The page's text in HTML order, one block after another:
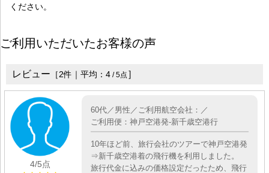
ください。
ご利用いただいたお客様の声
レビュー ［2件｜平均： 4 /5点 ］
4/5点
60代／男性／ご利用航空会社：／
ご利用便：神戸空港発-新千歳空港行
10年ほど前、旅行会社のツアーで神戸空港発
⇒新千歳空港着の飛行機を利用しました。
旅行代金に込みの価格設定だったため、飛行